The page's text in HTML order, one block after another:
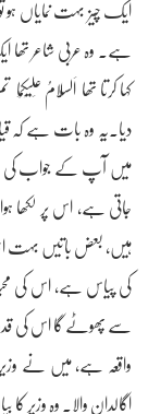
ہے۔ وہ عربی شاعر
کہا کرتا تھا اَلسَّلامُ
دیا۔یہ وہ بات ہے کہ
جاتی ہے، اس پر لکھا
ہیں، بعض باتیں بہت
کی پیاس ہے، اس کی
سے پھوٹے گا اس کی قدر
واقعہ ہے، میں نے
اگالدان والا۔ وہ وزیر کا